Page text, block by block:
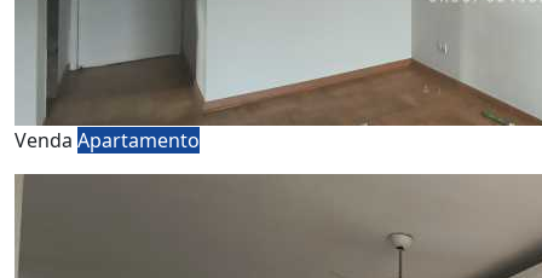
Venda Apartamento